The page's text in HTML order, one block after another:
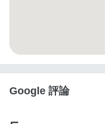
Google 評論